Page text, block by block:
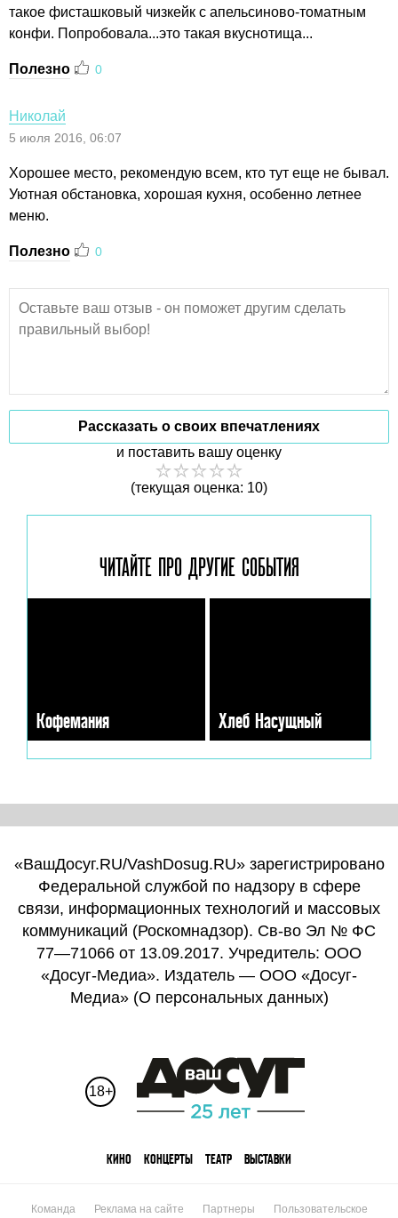
такое фисташковый чизкейк с апельсиново-томатным
конфи. Попробовала...это такая вкуснотища...
Полезно 0
Николай
5 июля 2016, 06:07
Хорошее место, рекомендую всем, кто тут еще не бывал.
Уютная обстановка, хорошая кухня, особенно летнее
меню.
Полезно 0
Рассказать о своих впечатлениях
и поставить вашу оценку
(текущая оценка: 10)
ЧИТАЙТЕ ПРО ДРУГИЕ СОБЫТИЯ
Кофемания Хлеб Насущный
«ВашДосуг.RU/VashDosug.RU» зарегистрировано
Федеральной службой по надзору в сфере
связи, информационных технологий и массовых
коммуникаций (Роскомнадзор). Св-во Эл № ФС
77—71066 от 13.09.2017. Учредитель: ООО
«Досуг-Медиа». Издатель — ООО «Досуг-
Медиа» (О персональных данных)
18+
КИНО КОНЦЕРТЫ ТЕАТР ВЫСТАВКИ
Команда Реклама на сайте Партнеры Пользовательское